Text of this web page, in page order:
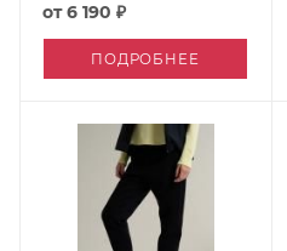
от6 190 ₽
ПОДРОБНЕЕ